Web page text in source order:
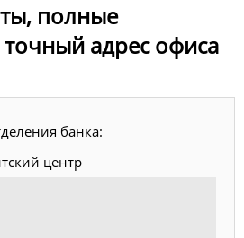
полные
адрес офиса
банка:
центр